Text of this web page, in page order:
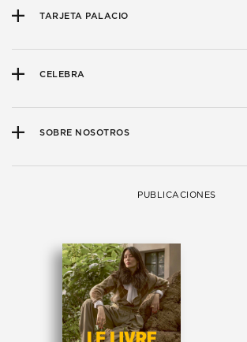
TARJETA PALACIO
CELEBRA
SOBRE NOSOTROS
PUBLICACIONES